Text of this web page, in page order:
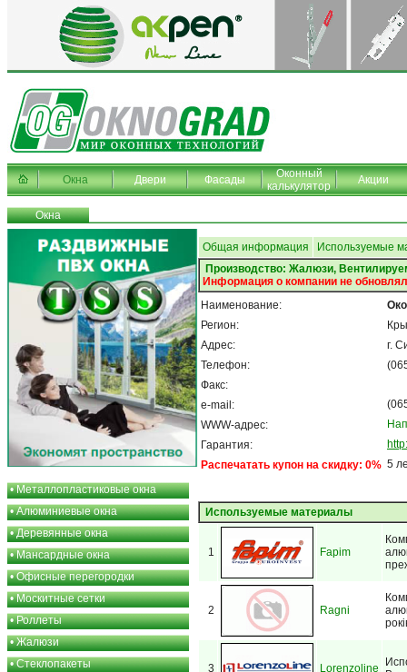
Окна Двери Фасады
Оконный
калькулятор
Акции
Окна
•Металлопластиковые окна
•Алюминиевые окна
•Деревянные окна
•Мансардные окна
•Офисные перегородки
•Москитные сетки
•Роллеты
•Жалюзи
•Стеклопакеты
Общая информация
Используемые
Производство: Жалюзи,
Информация о компании не
Наименование:
Регион:
Адрес:
Телефон:
Факс:
e-mail:
WWW-адрес:
Гарантия:
Распечатать купон на скидку: 0%
г.
5
Используемые материалы
1 Fapim
2 Ragni
3 Lorenzoline